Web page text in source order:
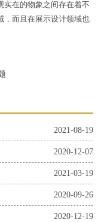
实在的物象之间存在着不
，而且在展示设计领域也
2021-08-19
2020-12-07
2021-03-19
2020-09-26
2020-12-19